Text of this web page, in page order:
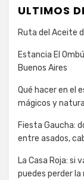
ULTIMOS
Ruta del Aceite
Estancia El
Buenos Aires
Qué hacer en el
mágicos y
Fiesta Gaucha:
entre asados,
La Casa Roja: si
puedes perder